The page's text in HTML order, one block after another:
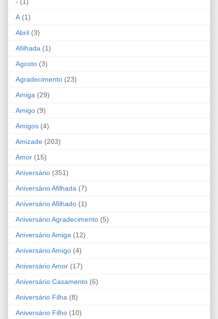
- (1)
A (1)
Abril (3)
Afilhada (1)
Agosto (3)
Agradecimento (23)
Amiga (29)
Amigo (9)
Amigos (4)
Amizade (203)
Amor (15)
Aniversário (351)
Aniversário Afilhada (7)
Aniversário Afilhado (1)
Aniversário Agradecimento (5)
Aniversário Amiga (12)
Aniversário Amigo (4)
Aniversário Amor (17)
Aniversário Casamento (6)
Aniversário Filha (8)
Aniversário Filho (10)